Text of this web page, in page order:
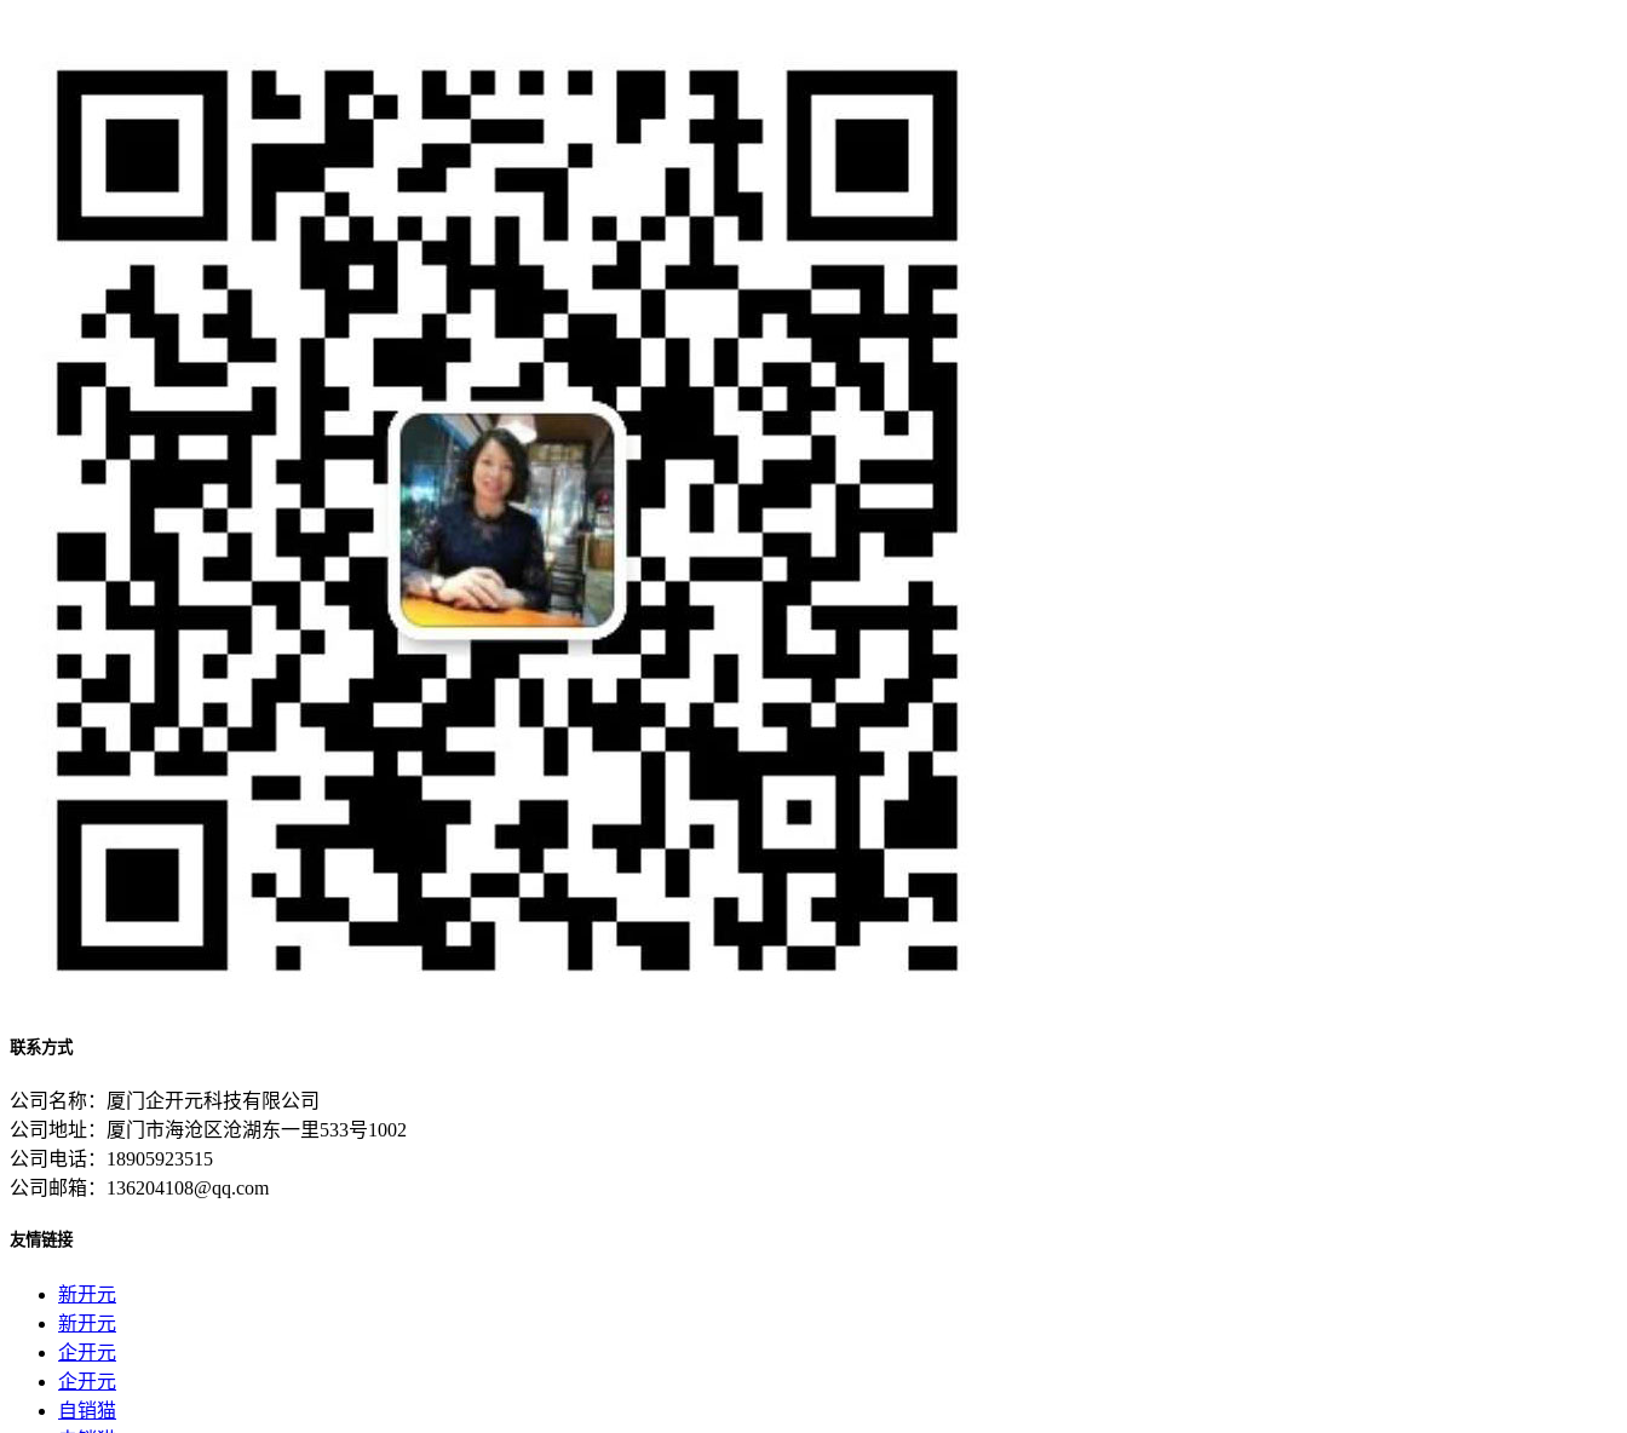
联系方式
公司名称：厦门企开元科技有限公司
公司地址：厦门市海沧区沧湖东一里533号1002
公司电话：18905923515
公司邮箱：136204108@qq.com
友情链接
新开元
新开元
企开元
企开元
自销猫